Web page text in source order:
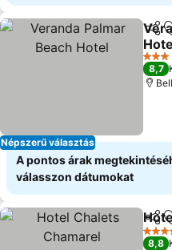
Népszerű választás
3
8,7
A pontos árak
válasszon dátumokat
4
8,8